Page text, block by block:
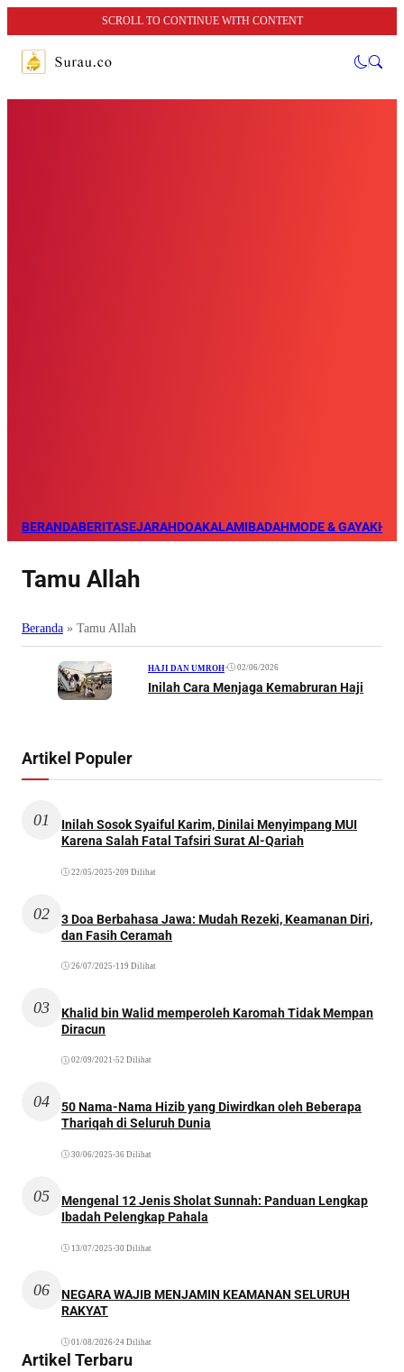
SCROLL TO CONTINUE WITH CONTENT
BERANDABERITASEJARAHDOAKALAMIBADAHMODE & GAYA
Tamu Allah
Beranda » Tamu Allah
HAJI DAN UMROH• 02/06/2026
Inilah Cara Menjaga Kemabruran Haji
Artikel Populer
01
Inilah Sosok Syaiful Karim, Dinilai Menyimpang MUI
Karena Salah Fatal Tafsiri Surat Al-Qariah
22/05/2025 •209 Dilihat
02
3 Doa Berbahasa Jawa: Mudah Rezeki, Keamanan Diri,
dan Fasih Ceramah
26/07/2025 •119 Dilihat
03
Khalid bin Walid memperoleh Karomah Tidak Mempan
Diracun
02/09/2021 •52 Dilihat
04
50 Nama-Nama Hizib yang Diwirdkan oleh Beberapa
Thariqah di Seluruh Dunia
30/06/2025 •36 Dilihat
05
Mengenal 12 Jenis Sholat Sunnah: Panduan Lengkap
Ibadah Pelengkap Pahala
13/07/2025 •30 Dilihat
06
NEGARA WAJIB MENJAMIN KEAMANAN SELURUH
RAKYAT
01/08/2026•24 Dilihat
Artikel Terbaru